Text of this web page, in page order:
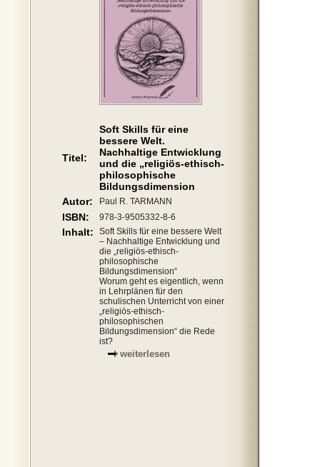
Titel:
Soft Skills für eine
bessere Welt.
Nachhaltige Entwicklung
und die „religiös-ethisch-
philosophische
Bildungsdimension
Autor:
Paul R. TARMANN
ISBN: 978-3-9505332-8-6
Inhalt:
Soft Skills für eine bessere Welt
– Nachhaltige Entwicklung und
die „religiös-ethisch-
philosophische
Bildungsdimension“
Worum geht es eigentlich, wenn
in Lehrplänen für den
schulischen Unterricht von einer
„religiös-ethisch-
philosophischen
Bildungsdimension“ die Rede
ist?
weiterlesen